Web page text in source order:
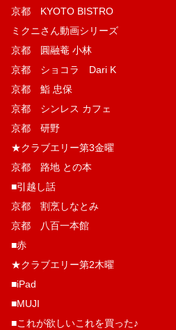
京都 KYOTO BISTRO
ミクニさん動画シリーズ
京都 圓融菴 小林
京都 ショコラ Dari K
京都 鮨 忠保
京都 シンレス カフェ
京都 研野
★クラブエリー第3金曜
京都 路地 との本
■引越し話
京都 割烹しなとみ
京都 八百一本館
■赤
★クラブエリー第2木曜
■iPad
■MUJI
■これが欲しいこれを買った♪